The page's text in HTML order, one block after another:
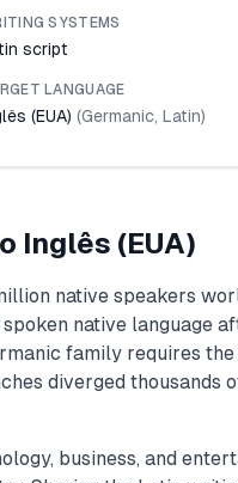
SYSTEMS
script
LANGUAGE
(EUA) (Germanic, Latin)
Inglês (EUA)
native speakers
native language
family requires
diverged thousands
business, and